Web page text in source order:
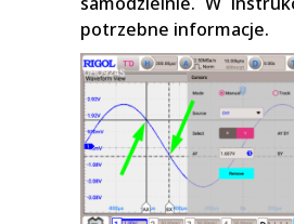
potrzebne informacje.